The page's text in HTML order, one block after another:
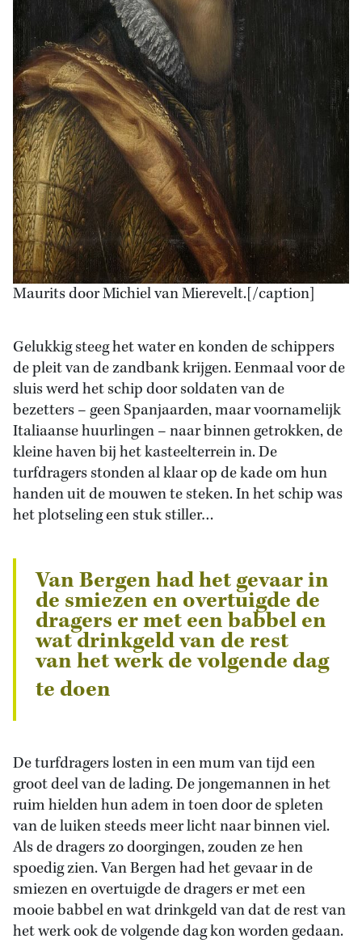
Maurits door Michiel van Mierevelt.[/caption]
Gelukkig steeg het water en konden de schippers
de pleit van de zandbank krijgen. Eenmaal voor de
sluis werd het schip door soldaten van de
bezetters – geen Spanjaarden, maar voornamelijk
Italiaanse huurlingen – naar binnen getrokken, de
kleine haven bij het kasteelterrein in. De
turfdragers stonden al klaar op de kade om hun
handen uit de mouwen te steken. In het schip was
het plotseling een stuk stiller…
Van Bergen had het gevaar in
de smiezen en overtuigde de
dragers er met een babbel en
wat drinkgeld van de rest
van het werk de volgende dag
te doen
De turfdragers losten in een mum van tijd een
groot deel van de lading. De jongemannen in het
ruim hielden hun adem in toen door de spleten
van de luiken steeds meer licht naar binnen viel.
Als de dragers zo doorgingen, zouden ze hen
spoedig zien. Van Bergen had het gevaar in de
smiezen en overtuigde de dragers er met een
mooie babbel en wat drinkgeld van dat de rest van
het werk ook de volgende dag kon worden gedaan.